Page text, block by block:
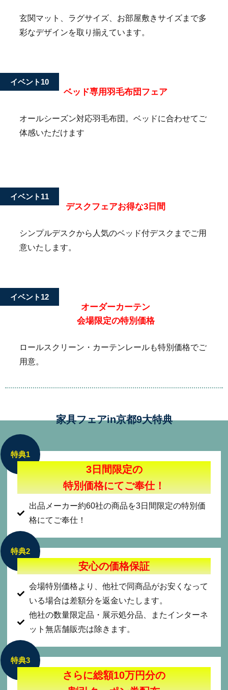
玄関マット、ラグサイズ、お部屋敷きサイズまで多
彩なデザインを取り揃えています。
イベント10
ベッド専用羽毛布団フェア
オールシーズン対応羽毛布団。ベッドに合わせてご
体感いただけます
イベント11
デスクフェアお得な3日間
シンプルデスクから人気のベッド付デスクまでご用
意いたします。
イベント12
オーダーカーテン
会場限定の特別価格
ロールスクリーン・カーテンレールも特別価格でご
用意。
家具フェアin京都9大特典
特典1
3日間限定の
特別価格にてご奉仕！
出品メーカー約60社の商品を3日間限定の特別価
格にてご奉仕！
安心の価格保証
特典2
会場特別価格より、他社で同商品がお安くなって
いる場合は差額分を返金いたします。
他社の数量限定品・展示処分品、またインターネ
ット無店舗販売は除きます。
さらに総額10万円分の
特典3